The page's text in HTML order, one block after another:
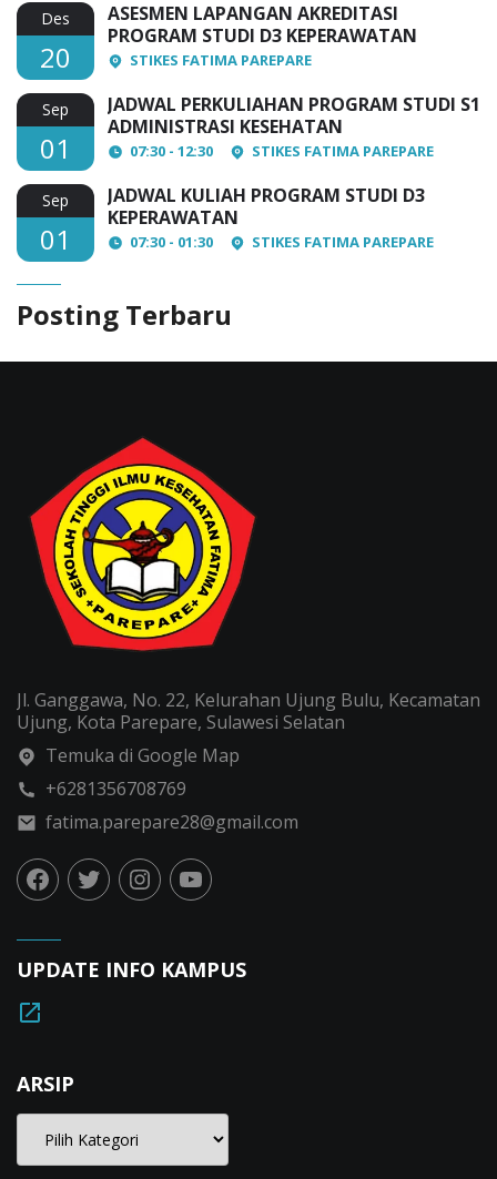
Des
20
ASESMEN LAPANGAN AKREDITASI
PROGRAM STUDI D3 KEPERAWATAN
STIKES FATIMA PAREPARE
Sep
01
JADWAL PERKULIAHAN PROGRAM STUDI S1
ADMINISTRASI KESEHATAN
07:30 - 12:30 STIKES FATIMA PAREPARE
Sep
01
JADWAL KULIAH PROGRAM STUDI D3
KEPERAWATAN
07:30 - 01:30 STIKES FATIMA PAREPARE
Posting Terbaru
Jl. Ganggawa, No. 22, Kelurahan Ujung Bulu, Kecamatan
Ujung, Kota Parepare, Sulawesi Selatan
Temuka di Google Map
+6281356708769
fatima.parepare28@gmail.com
UPDATE INFO KAMPUS
ARSIP